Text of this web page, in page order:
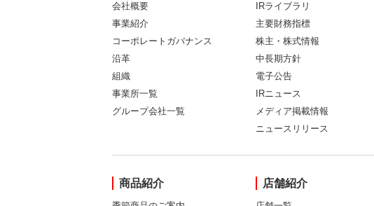
会社概要
事業紹介
コーポレートガバナンス
沿革
組織
事業所一覧
グループ会社一覧
IRライブラリ
主要財務指標
株主・株式情報
中長期方針
電子公告
IRニュース
メディア掲載情報
ニュースリリース
商品紹介 店舗紹介